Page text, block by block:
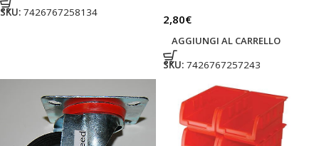
SKU: 7426767258134
2,80€
AGGIUNGI AL CARRELLO
SKU: 7426767257243